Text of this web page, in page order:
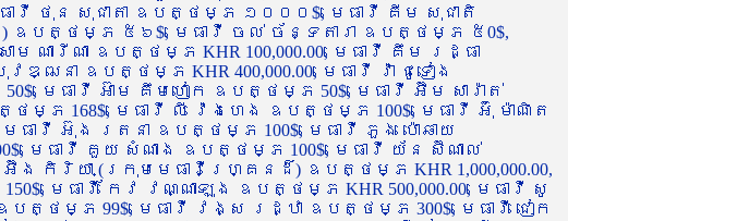
ធាវី ថុន សុជាតា ឧបត្ថម្ភ ១០០០$, មេធាវី គីម សុជាតិ
ស) ឧបត្ថម្ភ ៥៦$, មេធាវី ចល់ ច័ន្ទតារា ឧបត្ថម្ភ ៥0$,
ណារីណា ឧបត្ថម្ភ KHR 100,000.00, មេធាវី គឹម រដ្ធា
វឌ្ឍនា ឧបត្ថម្ភ KHR 400,000.00, មេធាវី វ៉ា ជូទៀង
មេធាវី អ៊ាម គឹមហៀក ឧបត្ថម្ភ 50$, មេធាវី អ៊ឹម សារ៉ាត់
ម្ភ 168$, មេធាវី លី វ៉េងហេង ឧបត្ថម្ភ 100$, មេធាវី អ៊ុំ ម៉ាណិត
េធាវី អ៊ុង រតនា ឧបត្ថម្ភ 100$, មេធាវី ភួង ប៉ោឆាយ
មេធាវី គួយ សំណាង ឧបត្ថម្ភ 100$, មេធាវី យ័ន ស៊ីណាល់
កិរិយា (ក្រុមមេធាវីហ្គ្រេនដ៏) ឧបត្ថម្ភ KHR 1,000,000.00,
មេធាវី កែវ វណ្ណាឡុង ឧបត្ថម្ភ KHR 500,000.00, មេធាវី សូ
ត្ថម្ភ 99$, មេធាវី វង្ស រដ្ឋា ឧបត្ថម្ភ 300$, មេធាវី ជៀក